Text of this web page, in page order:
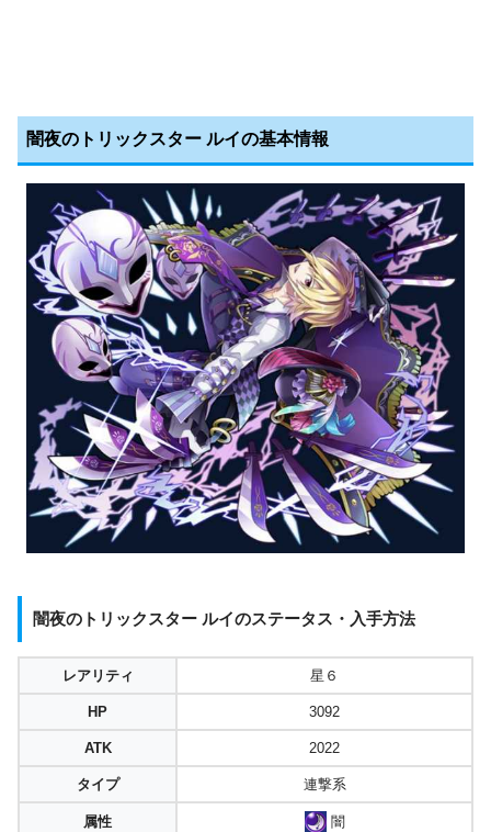
闇夜のトリックスター ルイの基本情報
闇夜のトリックスター ルイのステータス・入手方法
レアリティ 星６
HP 3092
ATK 2022
タイプ 連撃系
属性 闇